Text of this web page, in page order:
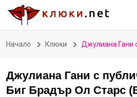
Начало Клюки Джулиана Гани с публичен
Джулиана Гани с
Биг Брадър Ол Старс